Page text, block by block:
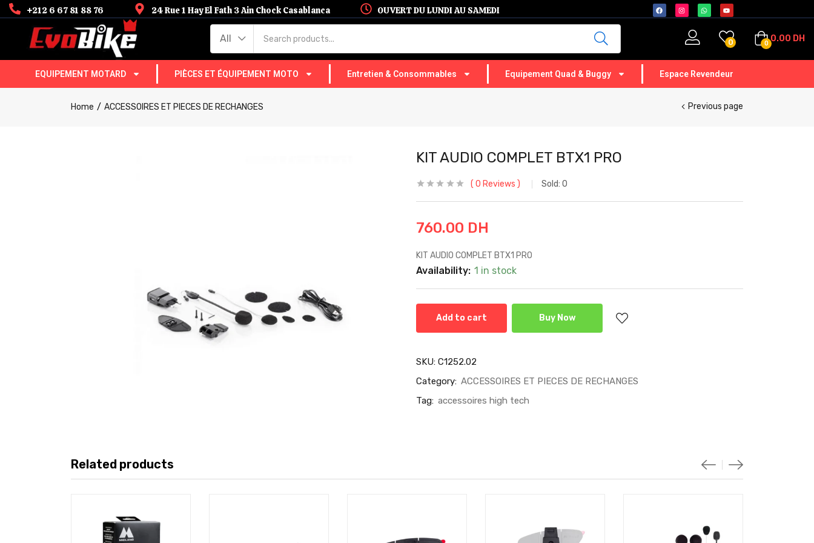
+212 6 67 81 88 76 24 Rue 1 Hay El Fath 3 Ain Chock Casablanca OUVERT DU LUNDI AU SAMEDI
All 0 0 0.00 DH
EQUIPEMENT MOTARD PIÈCES ET ÉQUIPEMENT MOTO Entretien & Consommables Equipement Quad & Buggy Espace Revendeur
Home ACCESSOIRES ET PIECES DE RECHANGES Previous page
KIT AUDIO COMPLET BTX1 PRO
0 Reviews Sold: 0
760.00 DH
KIT AUDIO COMPLET BTX1 PRO
Availability: 1 in stock
Add to cart Buy Now
SKU: C1252.02
Category: ACCESSOIRES ET PIECES DE RECHANGES
Tag: accessoires high tech
Related products